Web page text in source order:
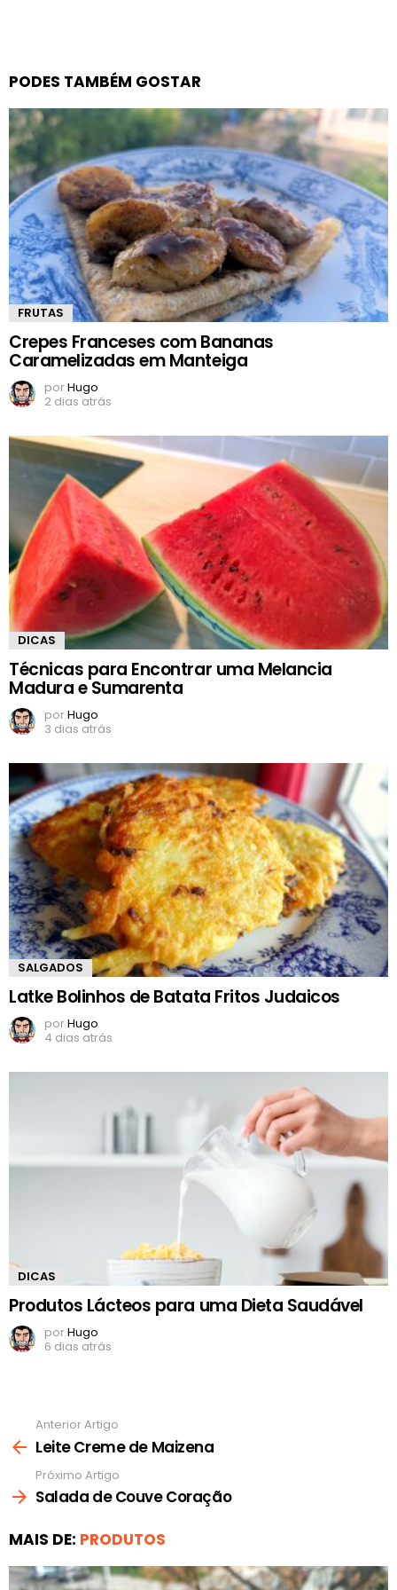
PODES TAMBÉM GOSTAR
FRUTAS
Crepes Franceses com Bananas
Caramelizadas em Manteiga
porHugo
2 dias atrás
DICAS
Técnicas para Encontrar uma Melancia
Madura e Sumarenta
porHugo
3 dias atrás
SALGADOS
Latke Bolinhos de Batata Fritos Judaicos
porHugo
4 dias atrás
DICAS
Produtos Lácteos para uma Dieta Saudável
porHugo
6 dias atrás
mais
Anterior Artigo
Leite Creme de Maizena
Próximo Artigo
Salada de Couve Coração
MAIS DE: PRODUTOS